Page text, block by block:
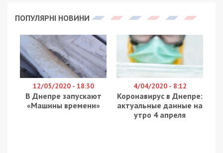
На Прикарпатті правоохоронці викрили на
хабарництві 40-річну головну державну